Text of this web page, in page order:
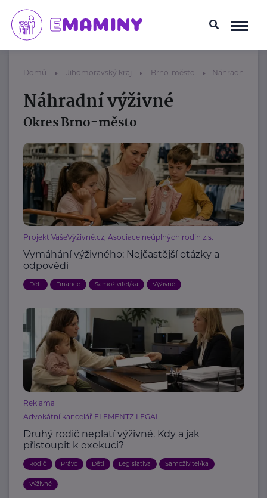
Domů Jihomoravský kraj Brno-město Náhradní
Náhradní výživné
Okres Brno-město
Projekt VašeVýživné.cz, Asociace neúplných rodin z.s.
Vymáhání výživného: Nejčastější otázky a
odpovědi
Děti Finance Samoživitel/ka Výživné
Reklama
Advokátní kancelář ELEMENTZ LEGAL
Druhý rodič neplatí výživné. Kdy a jak
přistoupit k exekuci?
Rodič Právo Děti Legislativa Samoživitel/ka
Výživné